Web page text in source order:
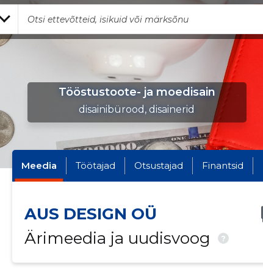
Tööstustoote- ja moedisain
disainibürood, disainerid
Meedia Töötajad Otsustajad Finantsid
AUS DESIGN OÜ
Ärimeedia ja uudisvoog
?